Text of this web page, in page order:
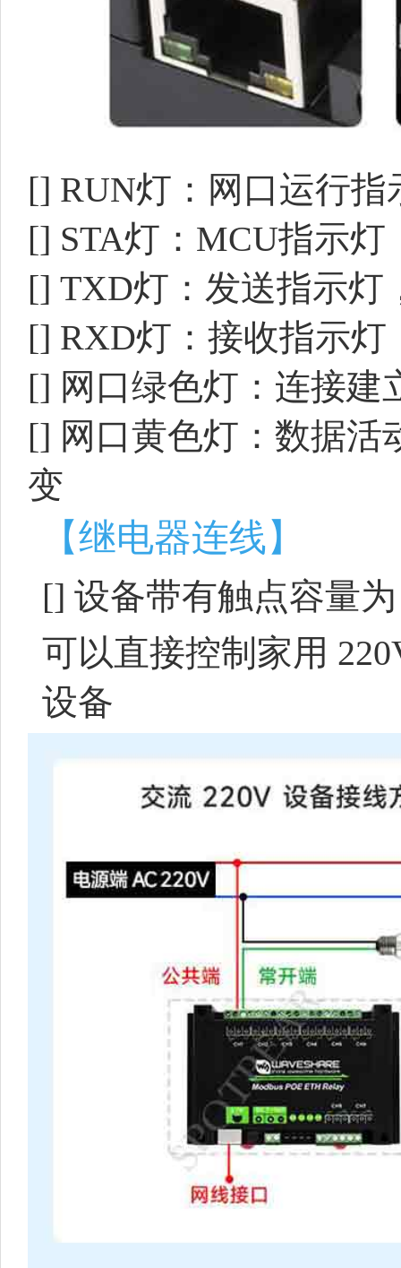
[] RUN灯：网口运行
[] STA灯：MCU指示
[] TXD灯：发送指示灯
[] RXD灯：接收指示
[] 网口绿色灯：连接建
[] 网口黄色灯：数据活
变
【继电器连线】
[] 设备带有触点容量
可以直接控制家用
设备